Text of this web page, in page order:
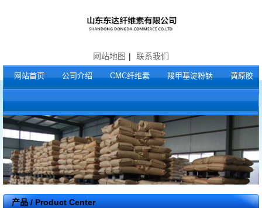
网站地图 | 联系我们
网站首页 公司介绍 CMC纤维素 羧甲基淀粉钠 黄原胶
产品 / Product Center